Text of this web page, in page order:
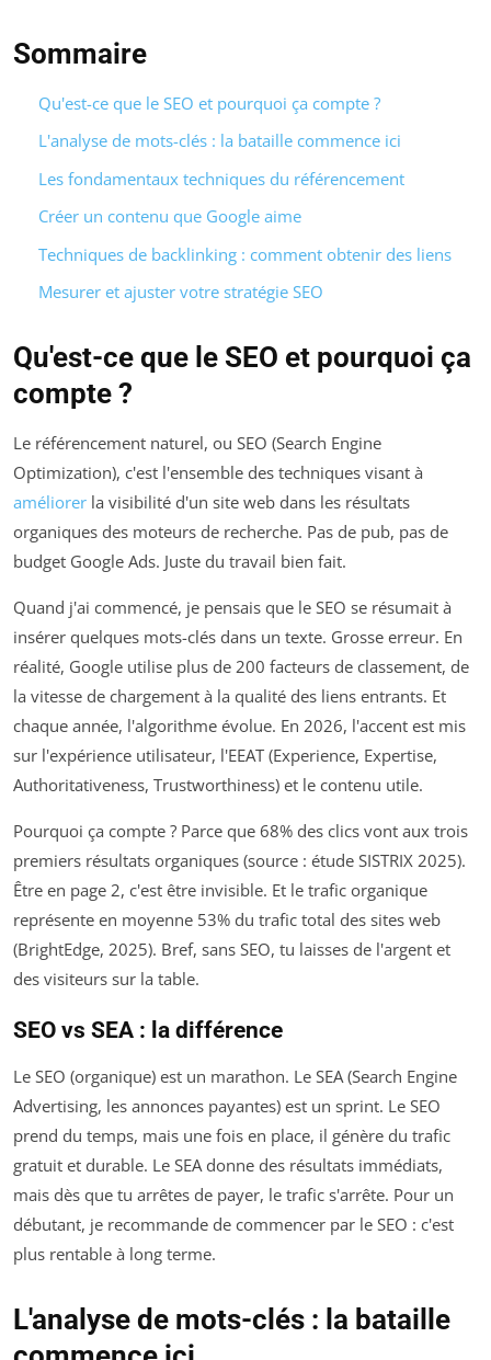
Sommaire
Qu'est-ce que le SEO et pourquoi ça compte ?
L'analyse de mots-clés : la bataille commence ici
Les fondamentaux techniques du référencement
Créer un contenu que Google aime
Techniques de backlinking : comment obtenir des liens
Mesurer et ajuster votre stratégie SEO
Qu'est-ce que le SEO et pourquoi ça
compte ?
Le référencement naturel, ou SEO (Search Engine
Optimization), c'est l'ensemble des techniques visant à
améliorer la visibilité d'un site web dans les résultats
organiques des moteurs de recherche. Pas de pub, pas de
budget Google Ads. Juste du travail bien fait.
Quand j'ai commencé, je pensais que le SEO se résumait à
insérer quelques mots-clés dans un texte. Grosse erreur. En
réalité, Google utilise plus de 200 facteurs de classement, de
la vitesse de chargement à la qualité des liens entrants. Et
chaque année, l'algorithme évolue. En 2026, l'accent est mis
sur l'expérience utilisateur, l'EEAT (Experience, Expertise,
Authoritativeness, Trustworthiness) et le contenu utile.
Pourquoi ça compte ? Parce que 68% des clics vont aux trois
premiers résultats organiques (source : étude SISTRIX 2025).
Être en page 2, c'est être invisible. Et le trafic organique
représente en moyenne 53% du trafic total des sites web
(BrightEdge, 2025). Bref, sans SEO, tu laisses de l'argent et
des visiteurs sur la table.
SEO vs SEA : la différence
Le SEO (organique) est un marathon. Le SEA (Search Engine
Advertising, les annonces payantes) est un sprint. Le SEO
prend du temps, mais une fois en place, il génère du trafic
gratuit et durable. Le SEA donne des résultats immédiats,
mais dès que tu arrêtes de payer, le trafic s'arrête. Pour un
débutant, je recommande de commencer par le SEO : c'est
plus rentable à long terme.
L'analyse de mots-clés : la bataille